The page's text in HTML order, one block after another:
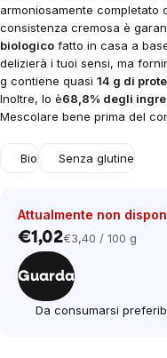
armoniosamente
consistenza cremosa è
biologico fatto in casa a
delizierà i tuoi sensi, ma
g contiene quasi 14 g di
Inoltre, lo è68,8% degli
Mescolare bene prima del
Bio Senza glutine
Attualmente non
€1,02Prezzo
unitario:
€3,40 / 100 g
Guarda
Da consumarsi